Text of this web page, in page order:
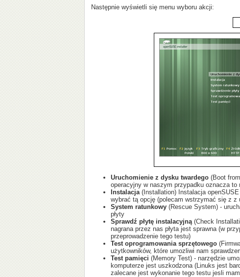
Następnie wyświetli się menu wyboru akcji:
Uruchomienie z dysku twardego(Boot
operacyjny w naszym przypadku oznacza to
Instalacja(Installation) Instalacja
wybrać tą opcję (polecam wstrzymać się z
System ratunkowy(Rescue System) -
płyty
Sprawdź płytę instalacyjną(Check
nagrana przez nas płyta jest sprawna (w
przeprowadzenie tego testu)
Test oprogramowania sprzętowego
użytkowników, które umozliwi nam
Test pamięci (Memory Test) - narzędzie
komputerze jest uszkodzona (Linuks jest
zalecane jest wykonanie tego testu jesli